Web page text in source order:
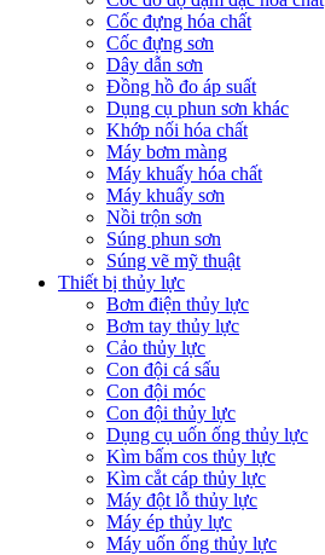
Cốc đựng hóa chất
Cốc đựng sơn
Dây dẫn sơn
Đồng hồ đo áp suất
Dụng cụ phun sơn khác
Khớp nối hóa chất
Máy bơm màng
Máy khuấy hóa chất
Máy khuấy sơn
Nồi trộn sơn
Súng phun sơn
Súng vẽ mỹ thuật
Thiết bị thủy lực
Bơm điện thủy lực
Bơm tay thủy lực
Cảo thủy lực
Con đội cá sấu
Con đội móc
Con đội thủy lực
Dụng cụ uốn ống thủy lực
Kìm bấm cos thủy lực
Kìm cắt cáp thủy lực
Máy đột lỗ thủy lực
Máy ép thủy lực
Máy uốn ống thủy lực